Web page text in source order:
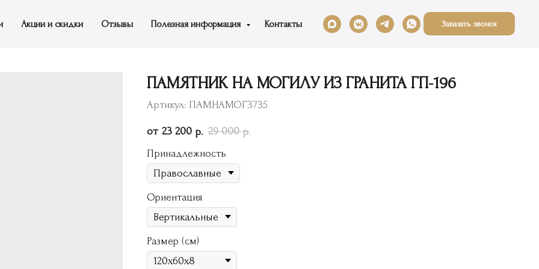
Акции и скидки Отзывы Полезная информация Контакты Заказать звонок
ПАМЯТНИК НА МОГИЛУ ИЗ ГРАНИТА ГП-196
Артикул: ПАМНАМОГ3735
23 200 р. 29 000 р.
Принадлежность
Ориентация
Размер (см)